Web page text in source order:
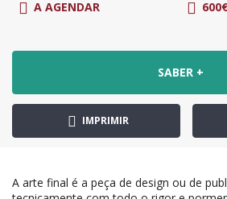
A AGENDAR
SABER +
IMPRIMIR
A arte final é a peça de design ou de